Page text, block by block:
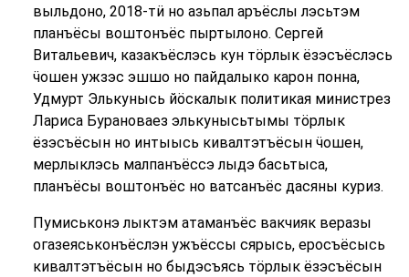
выльдоно, 2018-тӥ но азьпал аръёслы лэсьтэм
планъёсы воштонъёс пыртылоно. Сергей
Витальевич, казакъёслэсь кун тӧрлык ёзэсъёслэсь
ӵошен ужзэс эшшо но пайдалыко карон понна,
Удмурт Элькунысь йӧскалык политикая министрез
Лариса Бурановаез элькунысьтымы тӧрлык
ёзэсъёсын но интыысь кивалтэтъёсын ӵошен,
мерлыклэсь малпанъёссэ лыдэ басьтыса,
планъёсы воштонъёс но ватсанъёс дасяны куриз.
Пумиськонэ лыктэм атаманъёс вакчияк веразы
огазеяськонъёслэн ужъёссы сярысь, еросъёсысь
кивалтэтъёсын но быдэсъясь тӧрлык ёзэсъёсын